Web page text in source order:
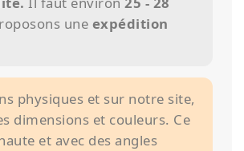
une expédition
physiques et sur notre site,
dimensions et couleurs. Ce
et avec des angles